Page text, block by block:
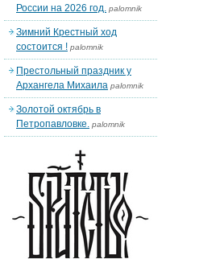
России на 2026 год. palomnik
Зимний Крестный ход
состоится ! palomnik
Престольный праздник у
Архангела Михаила palomnik
Золотой октябрь в
Петропавловке. palomnik